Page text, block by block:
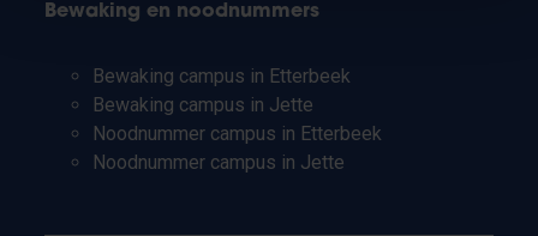
Bewaking en noodnummers
Bewaking campus in Etterbeek
Bewaking campus in Jette
Noodnummer campus in Etterbeek
Noodnummer campus in Jette